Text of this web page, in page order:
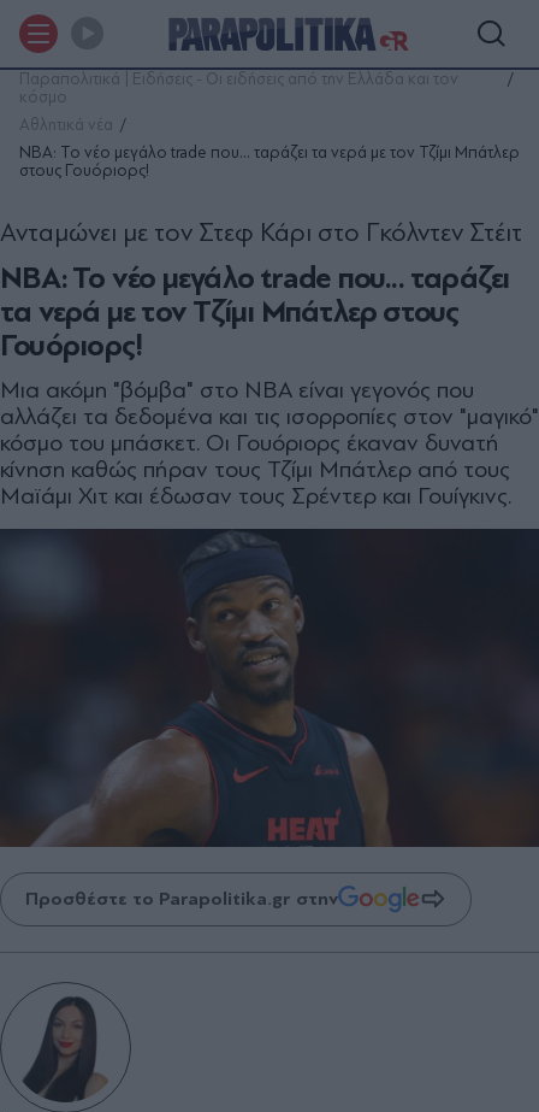
Παραπολιτικά | Ειδήσεις - Οι ειδήσεις από την Ελλάδα και τον
κόσμο
Αθλητικά νέα
NBA: To νέο μεγάλο trade που... ταράζει τα νερά με τον Τζίμι Μπάτλερ
στους Γουόριορς!
NBA: To νέο μεγάλο trade που... ταράζει
τα νερά με τον Τζίμι Μπάτλερ στους
Γουόριορς!
Ανταμώνει με τον Στεφ Κάρι στο Γκόλντεν Στέιτ
Mια ακόμη "βόμβα" στο NBA είναι γεγονός που
αλλάζει τα δεδομένα και τις ισορροπίες στον "μαγικό"
κόσμο του μπάσκετ. Οι Γουόριορς έκαναν δυνατή
κίνηση καθώς πήραν τους Τζίμι Μπάτλερ από τους
Μαϊάμι Χιτ και έδωσαν τους Σρέντερ και Γουίγκινς.
Προσθέστε το Parapolitika.gr στην